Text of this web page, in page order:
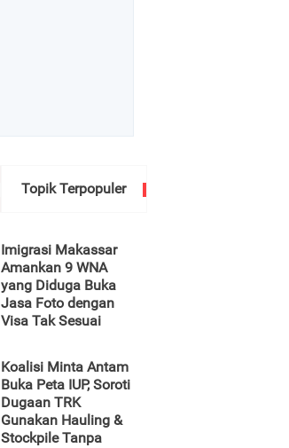
Topik Terpopuler
Imigrasi Makassar
Amankan 9 WNA
yang Diduga Buka
Jasa Foto dengan
Visa Tak Sesuai
Koalisi Minta Antam
Buka Peta IUP, Soroti
Dugaan TRK
Gunakan Hauling &
Stockpile Tanpa